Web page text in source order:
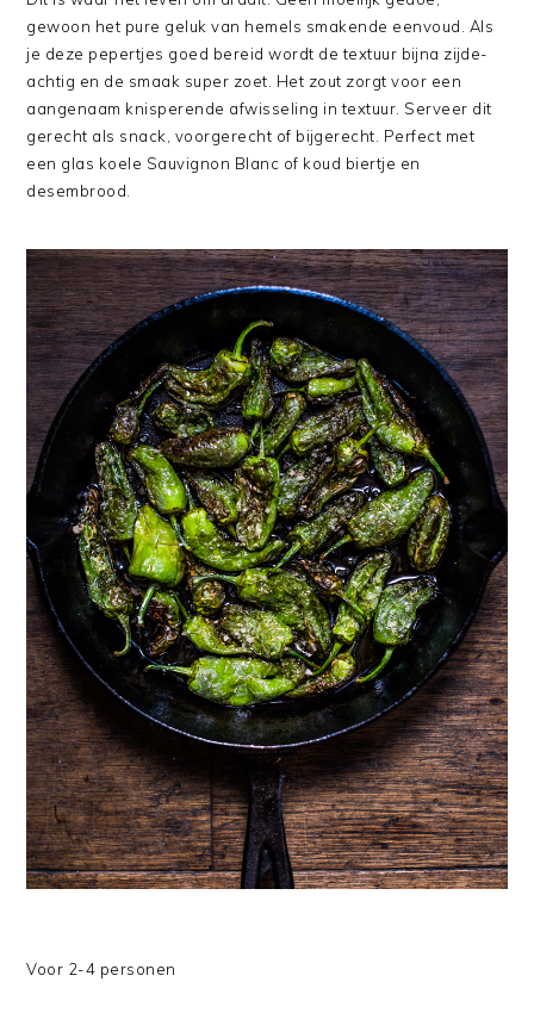
gewoon het pure geluk van hemels smakende eenvoud. Als
je deze pepertjes goed bereid wordt de textuur bijna zijde-
achtig en de smaak super zoet. Het zout zorgt voor een
aangenaam knisperende afwisseling in textuur. Serveer dit
gerecht als snack, voorgerecht of bijgerecht. Perfect met
een glas koele Sauvignon Blanc of koud biertje en
desembrood.
Voor 2-4 personen